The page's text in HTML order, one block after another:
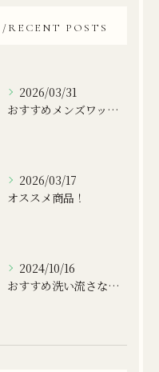
RECENT POSTS
2026/03/31
おすすめメンズワックス！
2026/03/17
オススメ商品！
2024/10/16
おすすめ洗い流さないトリートメント